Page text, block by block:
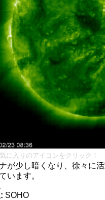
に入りのアイコンをクリック！
が少し暗くなり、徐々に
います。
: SOHO